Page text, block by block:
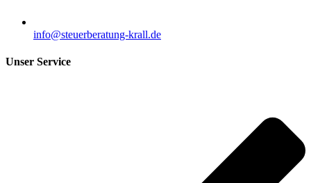
info@steuerberatung-krall.de
Unser Service